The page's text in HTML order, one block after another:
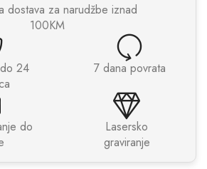
dostava za narudžbe iznad
100KM
24
7 dana povrata
do
Lasersko
graviranje